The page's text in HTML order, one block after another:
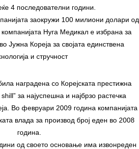
4 последователни години.
заокружи 100 милиони долари од
компанијата Нуга Медикал е избрана за
Јужна Кореја за својата единствена
и стручност
наградена со Корејската престижна
за најуспешна и најбрзо растечка
Во февруари 2009 година компанијата
влада за производ број еден во 2008
година.
од своето основање има извонреден